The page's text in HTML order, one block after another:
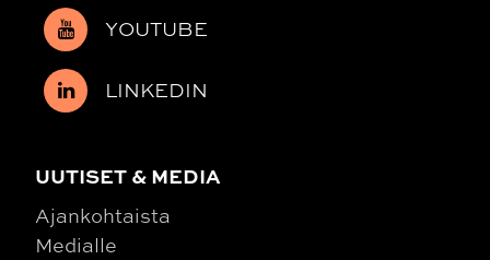
YOUTUBE
LINKEDIN
UUTISET & MEDIA
Ajankohtaista
Medialle